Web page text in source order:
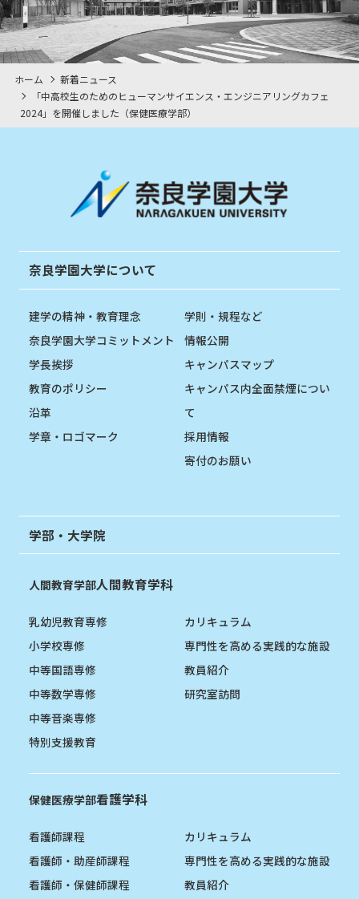
ホーム
新着ニュース
「中高校生のためのヒューマンサイエンス・エンジニアリングカフェ
2024」を開催しました（保健医療学部）
奈良学園大学について
建学の精神・教育理念
奈良学園大学コミットメント
学長挨拶
教育のポリシー
沿革
学章・ロゴマーク
学則・規程など
情報公開
キャンパスマップ
キャンパス内全面禁煙につい
て
採用情報
寄付のお願い
学部・大学院
人間教育学部人間教育学科
乳幼児教育専修
小学校専修
中等国語専修
中等数学専修
中等音楽専修
特別支援教育
カリキュラム
専門性を高める実践的な施設
教員紹介
研究室訪問
保健医療学部看護学科
看護師課程
看護師・助産師課程
看護師・保健師課程
カリキュラム
専門性を高める実践的な施設
教員紹介